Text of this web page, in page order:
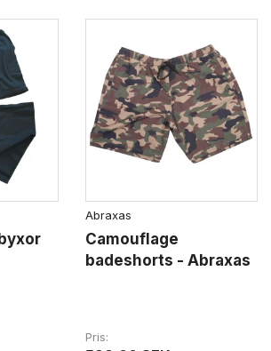
Abraxas
Camouflage
badeshorts - Abraxas
Pris